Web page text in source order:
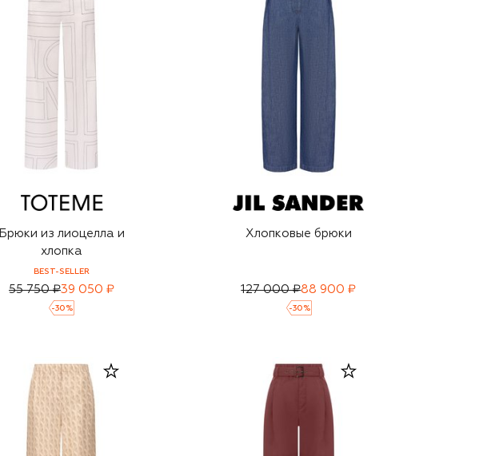
Брюки из лиоцелла и
хлопка
BEST-SELLER
55 750 ₽39 050 ₽
-30 %
Хлопковые брюки
127 000 ₽88 900 ₽
-30 %